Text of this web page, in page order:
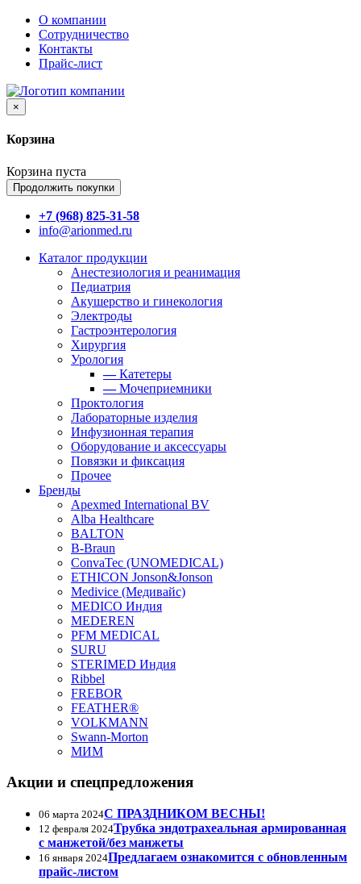
О компании
Сотрудничество
Контакты
Прайс-лист
×
Корзина
Корзина пуста
Продолжить покупки
+7 (968) 825-31-58
info@arionmed.ru
Каталог продукции
Анестезиология и реанимация
Педиатрия
Акушерство и гинекология
Электроды
Гастроэнтерология
Хирургия
Урология
—Катетеры
—Мочеприемники
Проктология
Лабораторные изделия
Инфузионная терапия
Оборудование и аксессуары
Повязки и фиксация
Прочее
Бренды
Apexmed International BV
Alba Healthcare
BALTON
B-Braun
ConvaTec (UNOMEDICAL)
ETHICON Jonson&Jonson
Medivice (Медивайс)
MEDICO Индия
MEDEREN
PFM MEDICAL
SURU
STERIMED Индия
Ribbel
FREBOR
FEATHER®
VOLKMANN
Swann-Morton
МИМ
Акции и спецпредложения
06 марта 2024С ПРАЗДНИКОМ ВЕСНЫ!
12 февраля 2024Трубка эндотрахеальная армированная
с манжетой/без манжеты
16 января 2024Предлагаем ознакомится с обновленным
прайс-листом